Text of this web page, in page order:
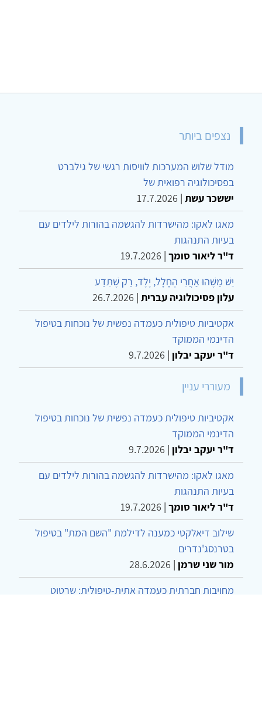
נצפים ביותר
מודל שלוש המערכות לוויסות רגשי של גילברט
בפסיכולוגיה רפואית של
יששכר עשת |
17.7.2026
מאגו לאקו: מהישרדות להגשמה בהורות לילדים עם
בעיות התנהגות
ד"ר ליאור סומך |
19.7.2026
יֵשׁ מַשֶּׁהוּ אַחֲרֵי הֶחָלָל, יֶלֶד, רַק שֶׁתֵּדַע
עלון פסיכולוגיה עברית |
26.7.2026
אקטיביות טיפולית כעמדה נפשית של נוכחות בטיפול
הדינמי הממוקד
ד"ר יעקב יבלון |
9.7.2026
מעוררי עניין
אקטיביות טיפולית כעמדה נפשית של נוכחות בטיפול
הדינמי הממוקד
ד"ר יעקב יבלון |
9.7.2026
מאגו לאקו: מהישרדות להגשמה בהורות לילדים עם
בעיות התנהגות
ד"ר ליאור סומך |
19.7.2026
שילוב דיאלקטי כמענה לדילמת "השם המת" בטיפול
בטרנסג'נדרים
מור שני שרמן |
28.6.2026
מחויבות חברתית כעמדה אתית-טיפולית: שרטוט